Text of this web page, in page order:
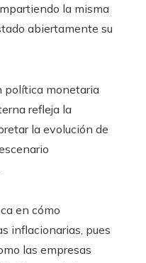
la misma
abiertamente su
política monetaria
refleja la
la evolución de
en cómo
inflacionarias, pues
las empresas